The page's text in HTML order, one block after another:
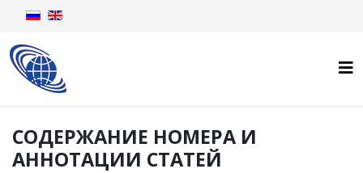
СОДЕРЖАНИЕ НОМЕРА И
АННОТАЦИИ СТАТЕЙ